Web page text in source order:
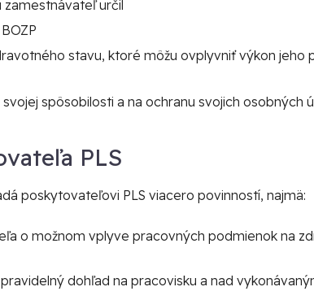
zamestnávateľ určil
stavu, ktoré môžu ovplyvniť výkon jeho
spôsobilosti a na ochranu svojich osobných
PLS
poskytovateľovi PLS viacero povinností, najmä:
o možnom vplyve pracovných podmienok na
dohľad na pracovisku a nad